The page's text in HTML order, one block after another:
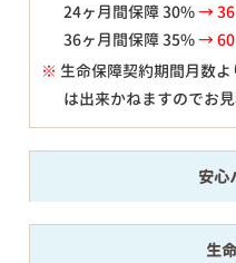
24ヶ月間保障 30%→ 36
36ヶ月間保障 35%→ 60
※ 生命保障契約期間月数
は出来かねますのでお
安心
生